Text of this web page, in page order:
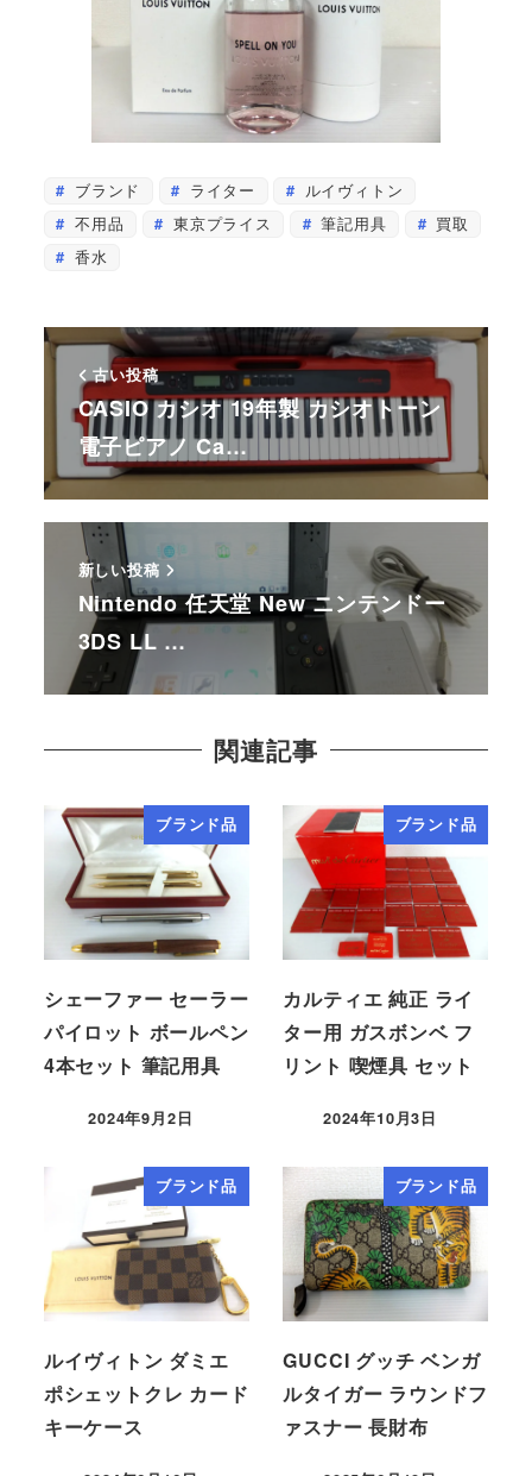
ブランド ライター
ルイヴィトン
不用品
東京プライス 筆記用具
買取
香水
古い投稿
CASIO カシオ 19年製 カシオトーン
電子ピアノ Ca…
新しい投稿
Nintendo 任天堂 New ニンテンドー
3DS LL …
関連記事
ブランド品
シェーファー セーラー
パイロット ボールペン
4本セット 筆記用具
2024年9月2日
ブランド品
カルティエ 純正 ライ
ター用 ガスボンベ フ
リント 喫煙具 セット
2024年10月3日
ブランド品
ルイヴィトン ダミエ
ポシェットクレ カード
キーケース
ブランド品
GUCCI グッチ ベンガ
ルタイガー ラウンドフ
ァスナー 長財布